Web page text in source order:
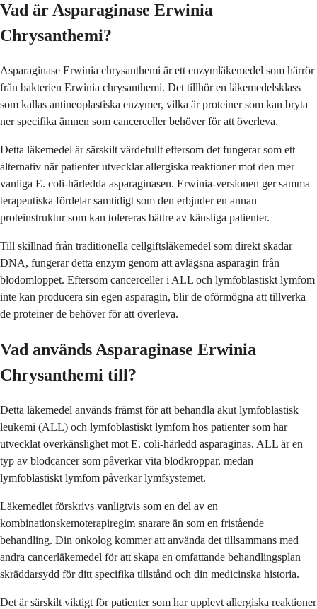
Vad är Asparaginase Erwinia
Chrysanthemi?
Asparaginase Erwinia chrysanthemi är ett enzymläkemedel som härrör
från bakterien Erwinia chrysanthemi. Det tillhör en läkemedelsklass
som kallas antineoplastiska enzymer, vilka är proteiner som kan bryta
ner specifika ämnen som cancerceller behöver för att överleva.
Detta läkemedel är särskilt värdefullt eftersom det fungerar som ett
alternativ när patienter utvecklar allergiska reaktioner mot den mer
vanliga E. coli-härledda asparaginasen. Erwinia-versionen ger samma
terapeutiska fördelar samtidigt som den erbjuder en annan
proteinstruktur som kan tolereras bättre av känsliga patienter.
Till skillnad från traditionella cellgiftsläkemedel som direkt skadar
DNA, fungerar detta enzym genom att avlägsna asparagin från
blodomloppet. Eftersom cancerceller i ALL och lymfoblastiskt lymfom
inte kan producera sin egen asparagin, blir de oförmögna att tillverka
de proteiner de behöver för att överleva.
Vad används Asparaginase Erwinia
Chrysanthemi till?
Detta läkemedel används främst för att behandla akut lymfoblastisk
leukemi (ALL) och lymfoblastiskt lymfom hos patienter som har
utvecklat överkänslighet mot E. coli-härledd asparaginas. ALL är en
typ av blodcancer som påverkar vita blodkroppar, medan
lymfoblastiskt lymfom påverkar lymfsystemet.
Läkemedlet förskrivs vanligtvis som en del av en
kombinationskemoterapiregim snarare än som en fristående
behandling. Din onkolog kommer att använda det tillsammans med
andra cancerläkemedel för att skapa en omfattande behandlingsplan
skräddarsydd för ditt specifika tillstånd och din medicinska historia.
Det är särskilt viktigt för patienter som har upplevt allergiska reaktioner